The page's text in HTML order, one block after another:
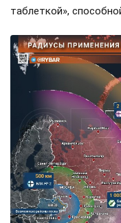
таблеткой»,